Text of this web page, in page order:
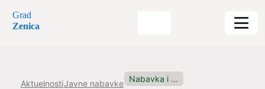
Grad
Zenica
AktuelnostiJavne nabavke Nabavka i sukcesivna isporuka građevinskog...